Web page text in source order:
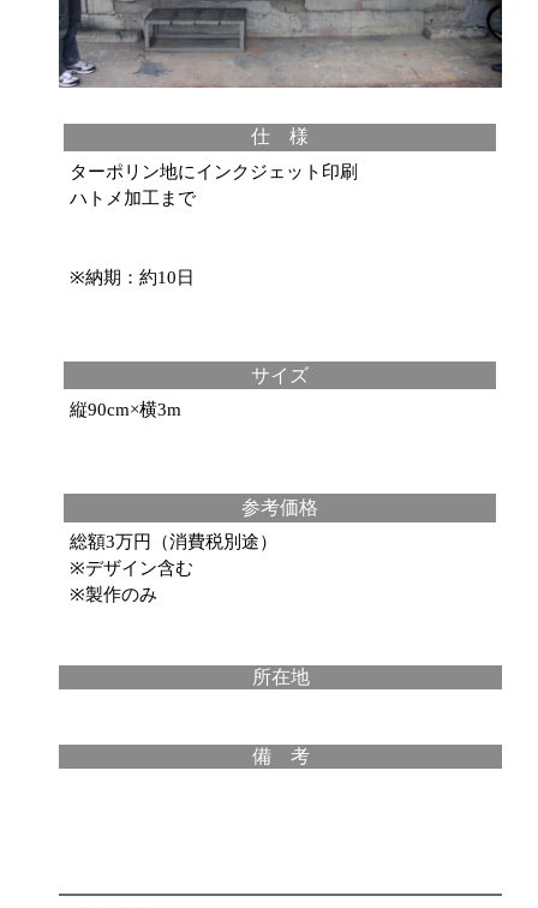
仕 様
ターポリン地にインクジェット印刷
ハトメ加工まで
※納期：約10日
サイズ
縦90cm×横3m
参考価格
総額3万円（消費税別途）
※デザイン含む
※製作のみ
所在地
備 考